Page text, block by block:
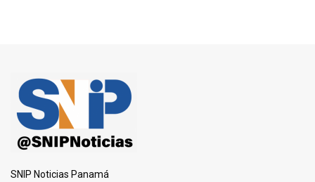
SNIP Noticias Panamá